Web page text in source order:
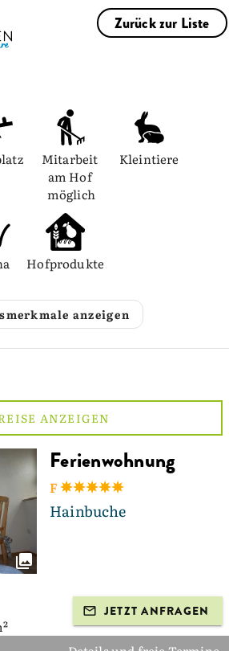
Zurück zur Liste
Mitarbeit
am Hof
möglich
Kleintiere
Hofprodukte
anzeigen
ANZEIGEN
Ferienwohnung
F
Hainbuche
JETZT ANFRAGEN